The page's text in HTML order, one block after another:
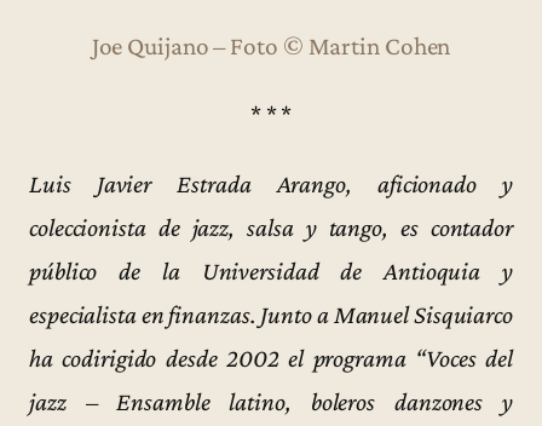
Joe Quijano – Foto © Martin Cohen
* * *
Luis Javier Estrada Arango, aficionado y
coleccionista de jazz, salsa y tango, es contador
público de la Universidad de Antioquia y
especialista en finanzas. Junto a Manuel Sisquiarco
ha codirigido desde 2002 el programa “Voces del
jazz – Ensamble latino, boleros danzones y